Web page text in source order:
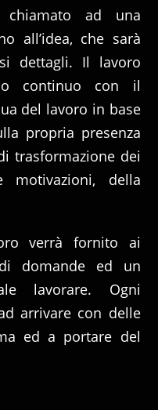
chiamato ad una
all’idea, che sarà
dettagli. Il lavoro
continuo con il
del lavoro in base
propria presenza
trasformazione dei
della
verrà fornito ai
domande ed un
lavorare. Ogni
arrivare con delle
ed a portare del